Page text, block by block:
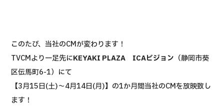
このたび、当社のCMが変わります！
TVCMより一足先にKEYAKI PLAZA ICAビジョン （静岡市葵
区伝馬町6-1）にて
【3月15日(土)～4月14日(月)】の1か月間当社のCMを放映致し
ます！